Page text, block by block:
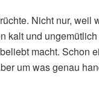
Nicht nur, weil
kalt und
macht. Schon
um was genau